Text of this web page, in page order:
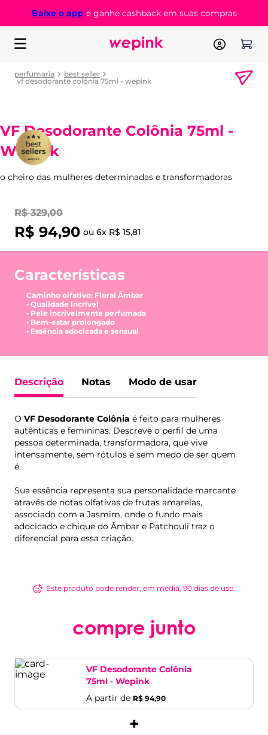
Baixe o appe ganhe cashback em suas compras
perfumaria
best seller
vf desodorante colônia 75ml - wepink
VF Desodorante Colônia 75ml -
Wepink
o cheiro das mulheres determinadas e transformadoras
R$ 329,00
R$ 94,90 ou 6x R$ 15,81
Características
Caminho olfativo: Floral Âmbar
• Qualidade incrível
• Pele incrivelmente perfumada
• Bem-estar prolongado
• Essência adocicada e sensual
Descrição Notas Modo de usar
O VF Desodorante Colônia é feito para mulheres
autênticas e femininas. Descreve o perfil de uma
pessoa determinada, transformadora, que vive
intensamente, sem rótulos e sem medo de ser quem
é.
Sua essência representa sua personalidade marcante
através de notas olfativas de frutas amarelas,
associado com a Jasmim, onde o fundo mais
adocicado e chique do Âmbar e Patchouli traz o
diferencial para essa criação.
Este produto pode render, em média, 90 dias de uso.
compre junto
VF Desodorante Colônia
75ml - Wepink
A partir de R$ 94,90
+